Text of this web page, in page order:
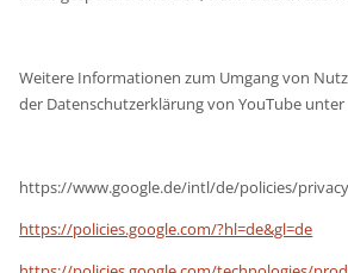
Weitere Informationen zum Umgang von
der Datenschutzerklärung von YouTube unter
https://www.google.de/intl/de/policies/privacy
https://policies.google.com/?hl=de&gl=de